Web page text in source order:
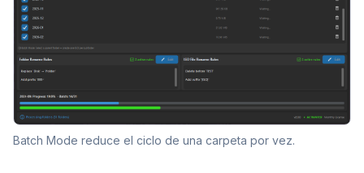
Batch Mode reduce el ciclo de una carpeta por vez.